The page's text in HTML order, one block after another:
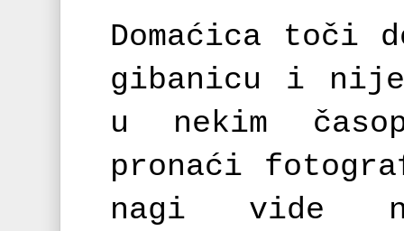
Domaćica toči
gibanicu i
u nekim
pronaći
nagi vide